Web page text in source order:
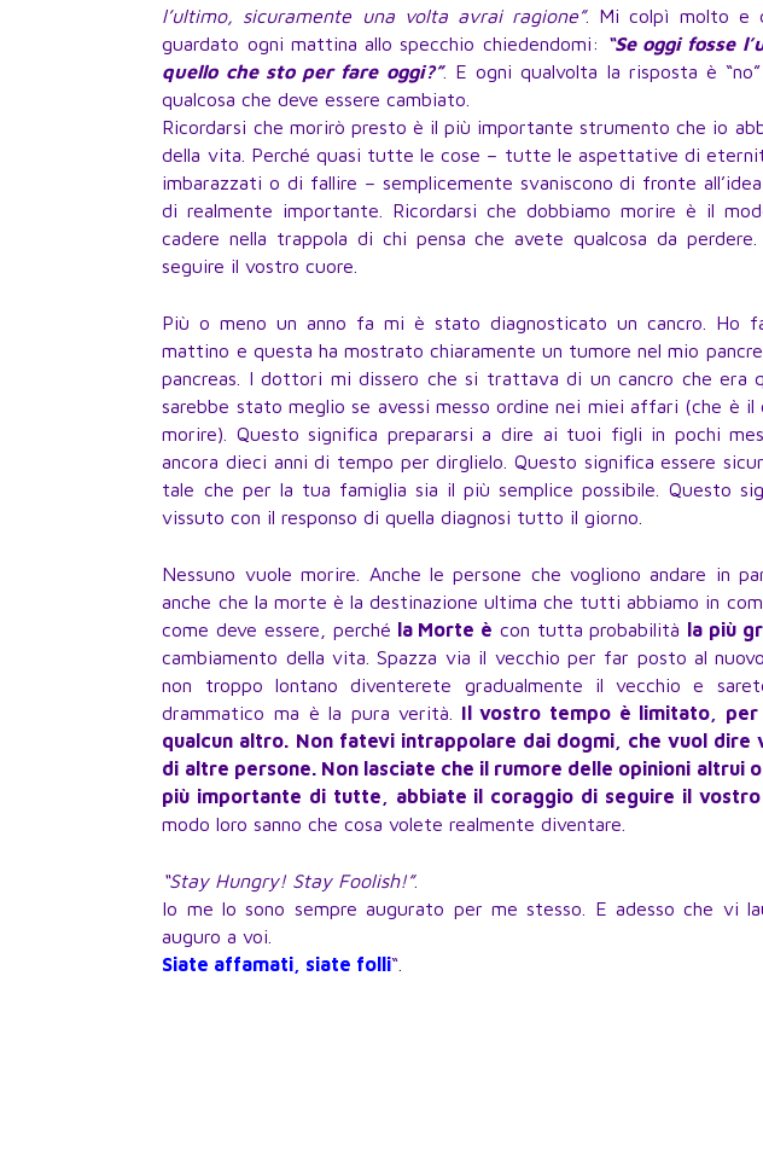
l’ultimo, sicuramente una volta avrai ragione”. Mi colpì molto e
guardato ogni mattina allo specchio chiedendomi:
“Se oggi fosse
quello che sto per fare oggi?”. E ogni qualvolta la risposta è
qualcosa che deve essere cambiato.
Ricordarsi che morirò presto è il più importante strumento che io
della vita. Perché quasi tutte le cose – tutte le aspettative di
imbarazzati o di fallire – semplicemente svaniscono di fronte
di realmente importante. Ricordarsi che dobbiamo morire è il
cadere nella trappola di chi pensa che avete qualcosa da
seguire il vostro cuore.
Più o meno un anno fa mi è stato diagnosticato un cancro. Ho
mattino e questa ha mostrato chiaramente un tumore nel mio
pancreas. I dottori mi dissero che si trattava di un cancro che era
sarebbe stato meglio se avessi messo ordine nei miei affari (che
morire). Questo significa prepararsi a dire ai tuoi figli in pochi
ancora dieci anni di tempo per dirglielo. Questo significa essere
tale che per la tua famiglia sia il più semplice possibile. Questo
vissuto con il responso di quella diagnosi tutto il giorno.
Nessuno vuole morire. Anche le persone che vogliono andare in
anche che la morte è la destinazione ultima che tutti abbiamo in
come deve essere, perché la Morte è con tutta probabilità la più
cambiamento della vita. Spazza via il vecchio per far posto al
non troppo lontano diventerete gradualmente il vecchio e
drammatico ma è la pura verità.
Il vostro tempo è limitato,
qualcun altro. Non fatevi intrappolare dai dogmi, che vuol
di altre persone. Non lasciate che il rumore delle opinioni altrui
più importante di tutte, abbiate il coraggio di seguire il
modo loro sanno che cosa volete realmente diventare.
“Stay Hungry! Stay Foolish!”.
Io me lo sono sempre augurato per me stesso. E adesso che vi
auguro a voi.
Siate affamati, siate folli“.